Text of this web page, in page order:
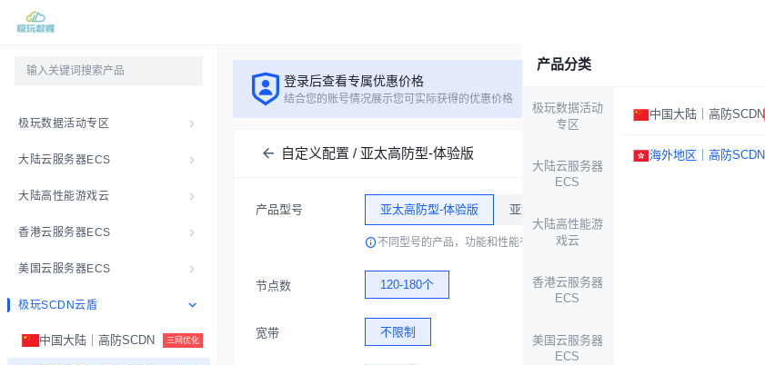
极玩数据活动专区
大陆云服务器ECS
大陆高性能游戏云
香港云服务器ECS
美国云服务器ECS
极玩SCDN云盾
中国大陆｜高防SCDN 三网优化
登录后查看专属优惠价格
结合您的账号情况展示您可实际获得的优惠价格
产品分类
极玩数据活动
专区
大陆云服务器
ECS
大陆高性能游
戏云
香港云服务器
ECS
美国云服务器
ECS
中国大陆｜高防SCDN
海外地区｜高防SCDN
自定义配置 / 亚太高防型-体验版
产品型号 亚太高防型-体验版 亚太高防型-普惠版
不同型号的产品，功能和性能有所差异，建议您根据实际需求选择！
节点数 120-180个
宽带 不限制